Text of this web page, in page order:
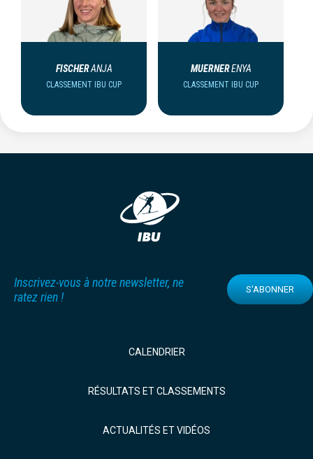
FISCHERANJA
CLASSEMENT IBU CUP
MUERNERENYA
CLASSEMENT IBU CUP
Inscrivez-vous à notre newsletter, ne
ratez rien !
S'ABONNER
CALENDRIER
RÉSULTATS ET CLASSEMENTS
ACTUALITÉS ET VIDÉOS